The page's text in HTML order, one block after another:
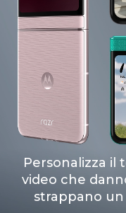
Personalizza il
video che
strappano